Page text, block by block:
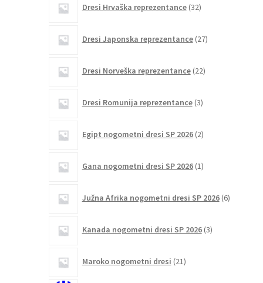
Dresi Hrvaška reprezentance 32izdelkov
Dresi Japonska reprezentance 27izdelkov
Dresi Norveška reprezentance 22izdelkov
Dresi Romunija reprezentance 3izdelki
Egipt nogometni dresi SP 2026 2izdelka
Gana nogometni dresi SP 2026 1izdelek
Južna Afrika nogometni dresi SP 2026 6izdelkov
Kanada nogometni dresi SP 2026 3izdelki
Maroko nogometni dresi 21izdelkov